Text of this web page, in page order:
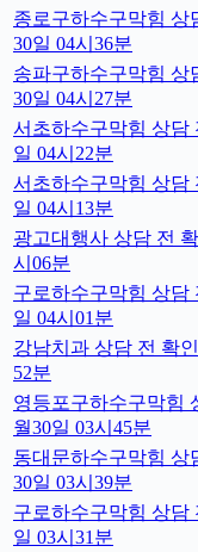
종로구하수구막힘 상
30일 04시36분
송파구하수구막힘 상
30일 04시27분
서초하수구막힘 상담
일 04시22분
서초하수구막힘 상담
일 04시13분
광고대행사 상담 전
시06분
구로하수구막힘 상담
일 04시01분
강남치과 상담 전 확
52분
영등포구하수구막힘
월30일 03시45분
동대문하수구막힘 상
30일 03시39분
구로하수구막힘 상담
일 03시31분